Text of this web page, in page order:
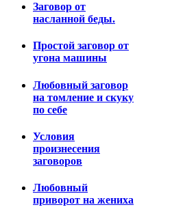
Заговор от
насланной беды.
Простой заговор от
угона машины
Любовный заговор
на томление и скуку
по себе
Условия
произнесения
заговоров
Любовный
приворот на жениха